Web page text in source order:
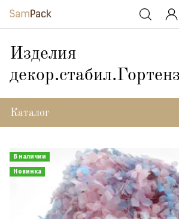
Изделия
Каталог
В наличии
Новинка